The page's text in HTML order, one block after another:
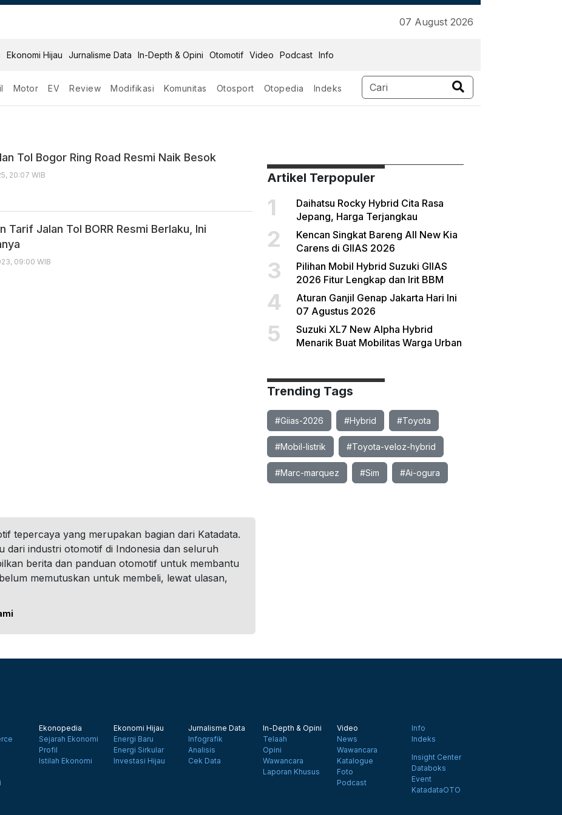
07 August 2026
Ekonomi Hijau Jurnalisme Data In-Depth & Opini Otomotif Video Podcast Info
Motor EV Review Modifikasi Komunitas Otosport Otopedia Indeks
Tol Bogor Ring Road Resmi Naik Besok
20:07 WIB
Tarif Jalan Tol BORR Resmi Berlaku, Ini
09:00 WIB
Artikel Terpopuler
1
Daihatsu Rocky Hybrid Cita Rasa
Jepang, Harga Terjangkau
2
Kencan Singkat Bareng All New Kia
Carens di GIIAS 2026
3
Pilihan Mobil Hybrid Suzuki GIIAS
2026 Fitur Lengkap dan Irit BBM
4
Aturan Ganjil Genap Jakarta Hari Ini
07 Agustus 2026
5
Suzuki XL7 New Alpha Hybrid
Menarik Buat Mobilitas Warga Urban
Trending Tags
#Giias-2026 #Hybrid #Toyota
#Mobil-listrik #Toyota-veloz-hybrid
#Marc-marquez #Sim #Ai-ogura
tepercaya yang merupakan bagian dari Katadata.
dari industri otomotif di Indonesia dan seluruh
berita dan panduan otomotif untuk membantu
memutuskan untuk membeli, lewat ulasan,
Ekonopedia
Sejarah Ekonomi
Profil
Istilah Ekonomi
Ekonomi Hijau
Energi Baru
Energi Sirkular
Investasi Hijau
Jurnalisme Data
Infografik
Analisis
Cek Data
In-Depth & Opini
Telaah
Opini
Wawancara
Laporan Khusus
Video
News
Wawancara
Katalogue
Foto
Podcast
Info
Indeks
Insight Center
Databoks
Event
KatadataOTO